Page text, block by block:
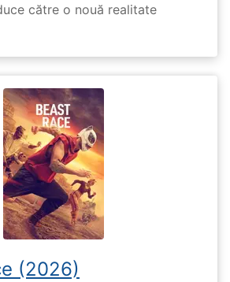
către o nouă realitate
(2026)